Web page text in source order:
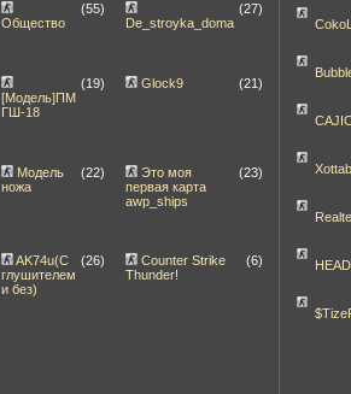
Общество
(55)
De_stroyka_doma
(27)
[Модель]ПМ
ГШ-18
(19) Glock9 (21)
Модель
ножа
(22)
Это моя
первая карта
awp_ships
(23)
AK74u(С
глушителем
и без)
(26)
Counter Strike
Thunder!
(6)